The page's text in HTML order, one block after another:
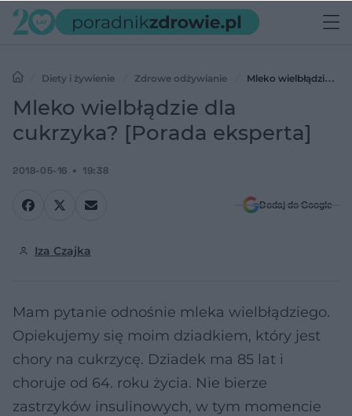
Diety i żywienie Zdrowe odżywianie
Mleko wielbłądzie dla
cukrzyka? [Porada eksperta]
Mleko wielbłądzie dla
cukrzyka? [Porada eksperta]
2018-05-16 19:38
Dodaj do Google
Iza Czajka
Mam pytanie odnośnie mleka wielbłądziego.
Opiekujemy się moim dziadkiem, który jest
chory na cukrzycę. Dziadek ma 85 lat i
choruje od 64. roku życia. Nie bierze
zastrzyków insulinowych, w tym momencie